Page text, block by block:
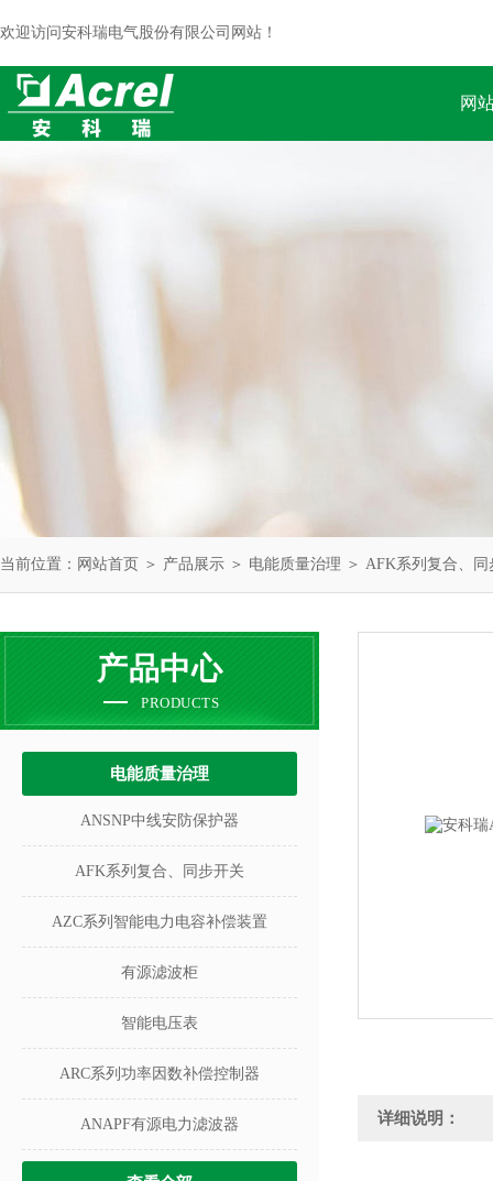
欢迎访问安科瑞电气股份有限公司网站！
网
当前位置： 网站首页 ＞ 产品展示 ＞ 电能质量治理 ＞ AFK系列复合、同
产品中心
PRODUCTS
电能质量治理
ANSNP中线安防保护器
AFK系列复合、同步开关
AZC系列智能电力电容补偿装置
有源滤波柜
智能电压表
ARC系列功率因数补偿控制器
ANAPF有源电力滤波器 详细说明：